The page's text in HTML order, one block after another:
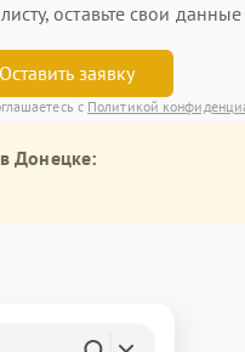
оставьте свои
Оставить заявку
с Политикой
Донецке: